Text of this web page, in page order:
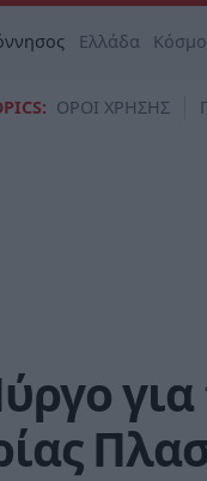
Ελλάδα
ΟΡΟΙ ΧΡΗΣΗΣ